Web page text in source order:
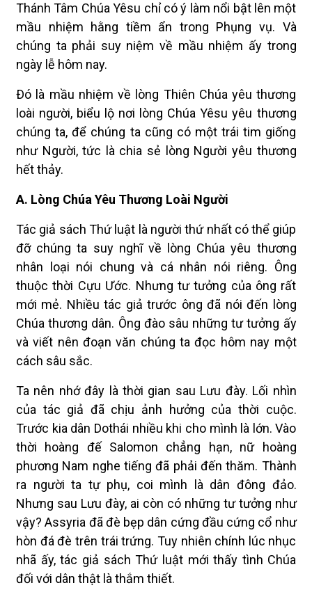
Thánh Tâm Chúa Yêsu chỉ có ý làm nổi bật lên một
mầu nhiệm hằng tiềm ẩn trong Phụng vụ. Và
chúng ta phải suy niệm về mầu nhiệm ấy trong
ngày lễ hôm nay.
Ðó là mầu nhiệm về lòng Thiên Chúa yêu thương
loài người, biểu lộ nơi lòng Chúa Yêsu yêu thương
chúng ta, để chúng ta cũng có một trái tim giống
như Người, tức là chia sẻ lòng Người yêu thương
hết thảy.
A. Lòng Chúa Yêu Thương Loài Người
Tác giả sách Thứ luật là người thứ nhất có thể giúp
đỡ chúng ta suy nghĩ về lòng Chúa yêu thương
nhân loại nói chung và cá nhân nói riêng. Ông
thuộc thời Cựu Ước. Nhưng tư tưởng của ông rất
mới mẻ. Nhiều tác giả trước ông đã nói đến lòng
Chúa thương dân. Ông đào sâu những tư tưởng ấy
và viết nên đoạn văn chúng ta đọc hôm nay một
cách sâu sắc.
Ta nên nhớ đây là thời gian sau Lưu đày. Lối nhìn
của tác giả đã chịu ảnh hưởng của thời cuộc.
Trước kia dân Dothái nhiều khi cho mình là lớn. Vào
thời hoàng đế Salomon chẳng hạn, nữ hoàng
phương Nam nghe tiếng đã phải đến thăm. Thành
ra người ta tự phụ, coi mình là dân đông đảo.
Nhưng sau Lưu đày, ai còn có những tư tưởng như
vậy? Assyria đã đè bẹp dân cứng đầu cứng cổ như
hòn đá đè trên trái trứng. Tuy nhiên chính lúc nhục
nhã ấy, tác giả sách Thứ luật mới thấy tình Chúa
đối với dân thật là thắm thiết.